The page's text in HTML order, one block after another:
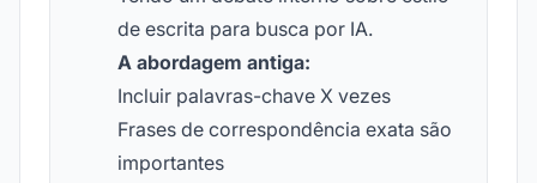
de escrita para busca por IA.
A abordagem antiga:
Incluir palavras-chave X vezes
Frases de correspondência exata são
importantes